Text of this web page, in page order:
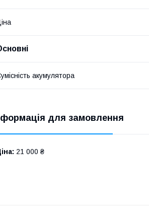
акумулятора
для замовлення
21 000 ₴